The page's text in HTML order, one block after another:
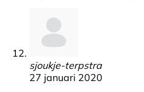
sjoukje-terpstra
27 januari 2020